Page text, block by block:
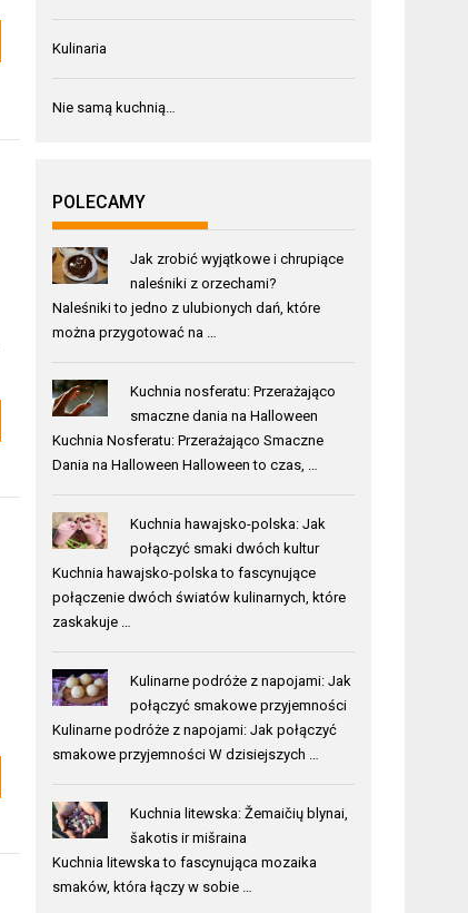
Kulinaria
Nie samą kuchnią…
POLECAMY
Jak zrobić wyjątkowe i chrupiące
naleśniki z orzechami?
Naleśniki to jedno z ulubionych dań, które
można przygotować na …
Kuchnia nosferatu: Przerażająco
smaczne dania na Halloween
Kuchnia Nosferatu: Przerażająco Smaczne
Dania na Halloween Halloween to czas, …
Kuchnia hawajsko-polska: Jak
połączyć smaki dwóch kultur
Kuchnia hawajsko-polska to fascynujące
połączenie dwóch światów kulinarnych, które
zaskakuje …
Kulinarne podróże z napojami: Jak
połączyć smakowe przyjemności
Kulinarne podróże z napojami: Jak połączyć
smakowe przyjemności W dzisiejszych …
Kuchnia litewska: Žemaičių blynai,
šakotis ir mišraina
Kuchnia litewska to fascynująca mozaika
smaków, która łączy w sobie …